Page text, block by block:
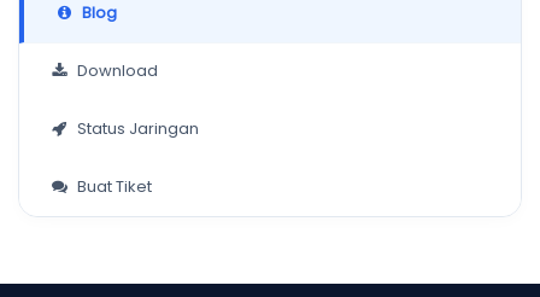
Blog
Download
Status Jaringan
Buat Tiket